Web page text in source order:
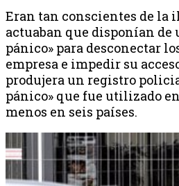
Eran tan conscientes de la
actuaban que disponían de
pánico» para desconectar
empresa e impedir su
produjera un registro
pánico» que fue utilizado
menos en seis países.